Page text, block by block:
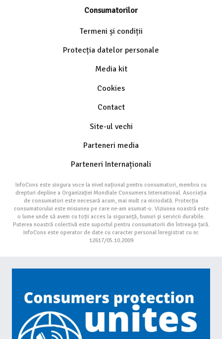
Consumatorilor
Termeni și condiții
Protecția datelor personale
Media kit
Cookies
Contact
Site-ul vechi
Parteneri media
Parteneri Internaționali
InfoCons este singura voce la nivel național pentru consumatori, membru cu
drepturi depline a Organizației Mondiale Consumers International. Asociația
de consumatori este necesară acum, mai mult ca niciodată. Protecția
consumatorului este misiunea pe care ne-am asumat-o. Viziunea noastră este
o lume unde să avem cu toții acces la siguranță, bunuri și servicii durabile.
Puterea noastră colectivă este suportul pentru consumatorii din întreaga țară.
InfoCons este operator de date cu caracter personal înregistrat cu nr.
12617/05.10.2009